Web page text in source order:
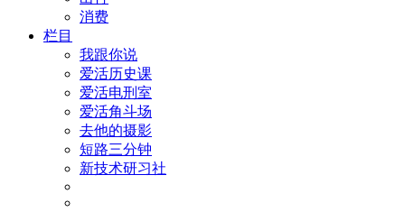
消费
栏目
我跟你说
爱活历史课
爱活电刑室
爱活角斗场
去他的摄影
短路三分钟
新技术研习社